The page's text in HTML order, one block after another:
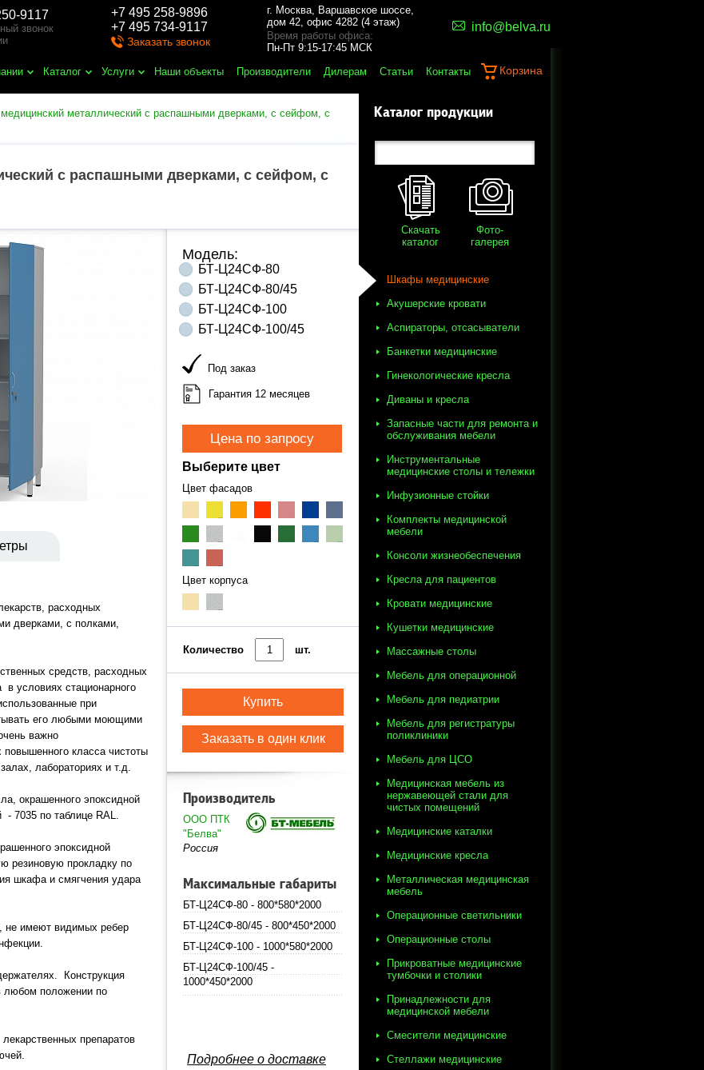
9117
звонок
+7 495 258-9896
+7 495 734-9117
Заказать звонок
г. Москва, Варшавское шоссе,
дом 42, офис 4282 (4 этаж)
Время работы офиса:
Пн-Пт 9:15-17:45 МСК
info@belva.ru
Каталог Услуги Наши объекты Производители Дилерам Статьи Контакты Корзина
металлический с распашными дверками, с сейфом, с
с распашными дверками, с сейфом, с
расходных
дверками, с полками,
средств, расходных
в условиях стационарного
при
его любыми моющими
важно
класса чистоты
лабораториях и т.д.
окрашенного эпоксидной
7035 по таблице RAL.
эпоксидной
прокладку по
шкафа и смягчения удара
не имеют видимых ребер
Конструкция
любом положении по
препаратов
Модель:
БТ-Ц24СФ-80
БТ-Ц24СФ-80/45
БТ-Ц24СФ-100
БТ-Ц24СФ-100/45
Под заказ
Гарантия 12 месяцев
Цена по запросу
Выберите цвет
Цвет фасадов
Цвет корпуса
Количество шт.
Купить
Заказать в один клик
Производитель
ООО ПТК
"Белва"
Россия
Максимальные габариты
БТ-Ц24СФ-80 - 800*580*2000
БТ-Ц24СФ-80/45 - 800*450*2000
БТ-Ц24СФ-100 - 1000*580*2000
БТ-Ц24СФ-100/45 -
1000*450*2000
Подробнее о доставке
Каталог продукции
Скачать
каталог
Фото-
галерея
Шкафы медицинские
Акушерские кровати
Аспираторы, отсасыватели
Банкетки медицинские
Гинекологические кресла
Диваны и кресла
Запасные части для ремонта и
обслуживания мебели
Инструментальные
медицинские столы и тележки
Инфузионные стойки
Комплекты медицинской
мебели
Консоли жизнеобеспечения
Кресла для пациентов
Кровати медицинские
Кушетки медицинские
Массажные столы
Мебель для операционной
Мебель для педиатрии
Мебель для регистратуры
поликлиники
Мебель для ЦСО
Медицинская мебель из
нержавеющей стали для
чистых помещений
Медицинские каталки
Медицинские кресла
Металлическая медицинская
мебель
Операционные светильники
Операционные столы
Прикроватные медицинские
тумбочки и столики
Принадлежности для
медицинской мебели
Смесители медицинские
Стеллажи медицинские